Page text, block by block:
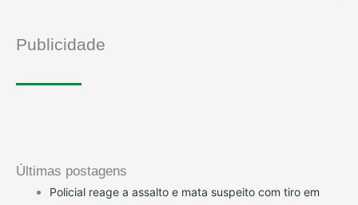
Publicidade
Últimas postagens
Policial reage a assalto e mata suspeito com tiro em